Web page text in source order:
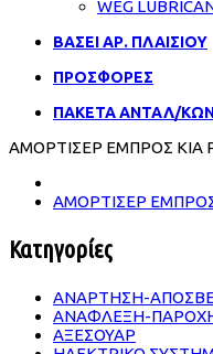
WEG
ΒΑΣΕΙ ΑΡ. ΠΛΑΙΣΙΟΥ
ΠΡΟΣΦΟΡΕΣ
ΠΑΚΕΤΑ ΑΝΤΑΛ/
ΑΜΟΡΤΙΣΕΡ ΕΜΠΡΟΣ KIA
ΑΜΟΡΤΙΣΕΡ ΕΜΠΡΟΣ
Κατηγορίες
ΑΝΑΡΤΗΣΗ-
ΑΝΑΦΛΕΞΗ-
ΑΞΕΣΟΥΑΡ